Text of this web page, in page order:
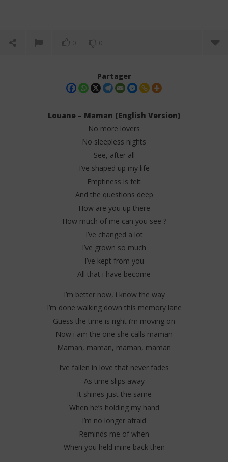
0 0
NOW VIEWING
Louane – Maman (English Version – Lyrics)
Partager
Louane – Maman (English Version)
No more lovers
No sleepless nights
See, after all
I’ve shaped up my life
Emptiness is felt
And the questions deep
How are you up there
How much of me can you see ?
I’ve changed a lot
I’ve grown so much
I’ve kept from you
All that i have become
I’m better now, i know the way
I’m done walking down this memory lane
Guess the time is right i’m moving on
Now i am the one she calls maman
Maman, maman, maman, maman
I’ve fallen in love that never fades
As time slips away
It shines just the same
When he’s holding my hand
I’m no longer afraid
Reminds me of when
When you held mine back then